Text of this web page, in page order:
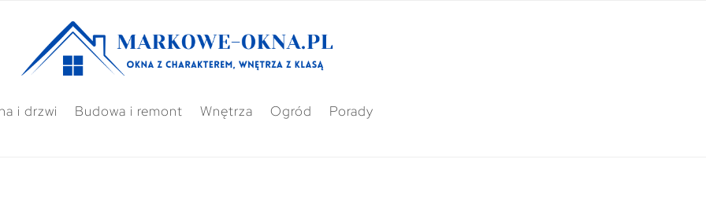
i drzwi Budowa i remont Wnętrza Ogród Porady